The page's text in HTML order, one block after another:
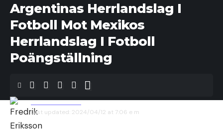
Argentinas Herrlandslag I
Fotboll Mot Mexikos
Herrlandslag I Fotboll
Poängställning
Last updated: 2024/04/12 at 7:06 e m
Fredrik Eriksson